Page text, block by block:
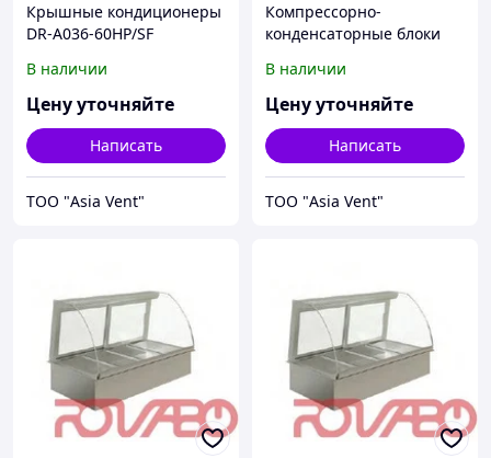
Крышные кондиционеры
DR-A036-60HP/SF
В наличии
Цену уточняйте
Написать
ТОО "Asia Vent"
Компрессорно-
конденсаторные блоки
В наличии
Цену уточняйте
Написать
ТОО "Asia Vent"